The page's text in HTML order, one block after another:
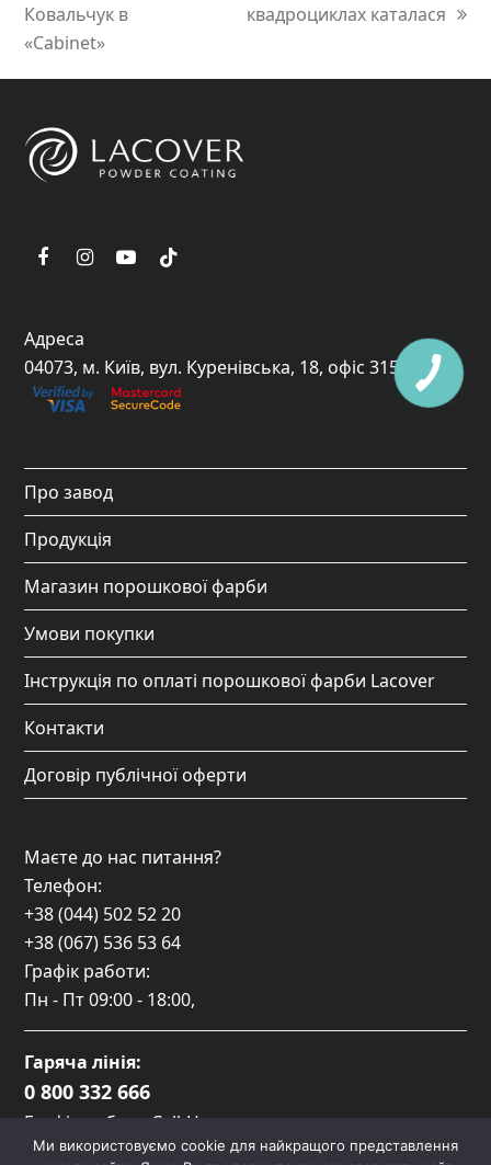
post:
Ковальчук в
«Cabinet»
post:
квадроциклах каталася
c
e
b
o
k
I
t
a
r
a
m
t
u
e
T
t
o
Адреса
04073, м. Київ, вул. Куренівська, 18, офіс 315
Про завод
Продукція
Магазин порошкової фарби
Умови покупки
Інструкція по оплаті порошкової фарби Lacover
Контакти
Договір публічної оферти
Маєте до нас питання?
Телефон:
+38 (044) 502 52 20
+38 (067) 536 53 64
Графік работи:
Пн - Пт 09:00 - 18:00,
Гаряча лінія:
0 800 332 666
Графік роботи Call-Центру:
Пн-Пт: 09:00 — 17:00
Ми використовуємо cookie для найкращого представлення